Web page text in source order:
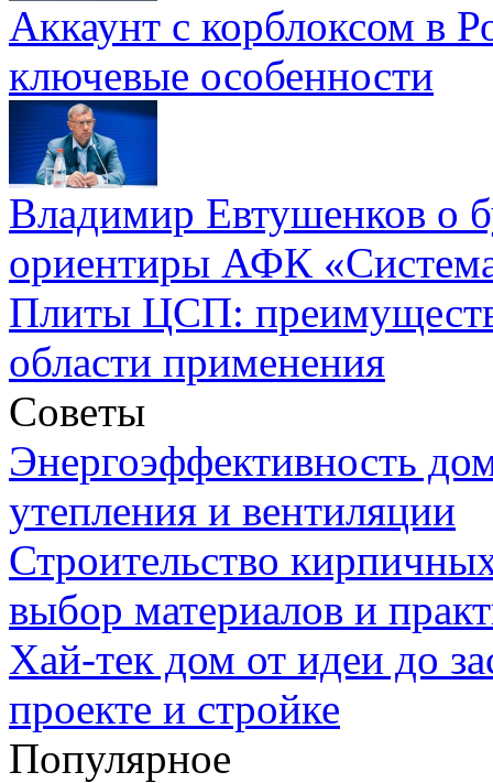
Аккаунт с корблоксом в
ключевые особенности
Владимир Евтушенков о
ориентиры АФК
Плиты ЦСП:
области применения
Советы
Энергоэффективность
утепления и вентиляции
Строительство
выбор материалов и
Хай-тек дом от идеи до
проекте и стройке
Популярное